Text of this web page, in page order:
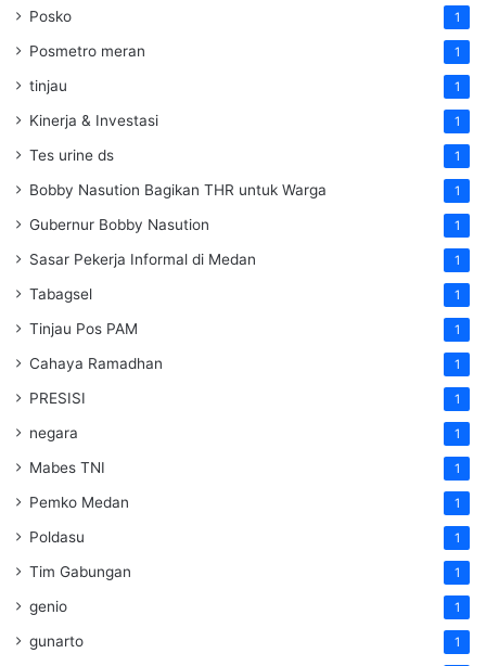
Posko 1
Posmetro meran 1
tinjau 1
Kinerja & Investasi 1
Tes urine ds 1
Bobby Nasution Bagikan THR untuk Warga 1
Gubernur Bobby Nasution 1
Sasar Pekerja Informal di Medan 1
Tabagsel 1
Tinjau Pos PAM 1
Cahaya Ramadhan 1
PRESISI 1
negara 1
Mabes TNI 1
Pemko Medan 1
Poldasu 1
Tim Gabungan 1
genio 1
gunarto 1